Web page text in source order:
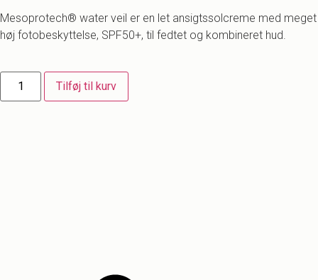
Mesoprotech® water veil er en let ansigtssolcreme med meget
høj fotobeskyttelse, SPF50+, til fedtet og kombineret hud.
Tilføj til kurv